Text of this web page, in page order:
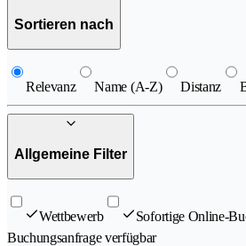
Sortieren nach
Relevanz Name (A-Z) Distanz
Allgemeine Filter
Wettbewerb Sofortige Online-
Buchungsanfrage verfügbar